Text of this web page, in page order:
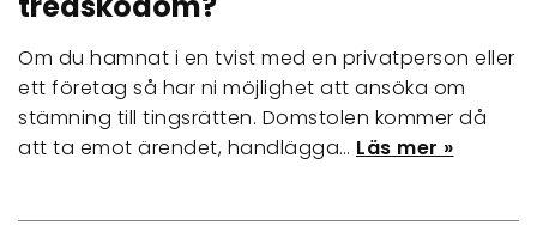
Om du hamnat i en tvist med en privatperson eller
ett företag så har ni möjlighet att ansöka om
stämning till tingsrätten. Domstolen kommer då
att ta emot ärendet, handlägga… Läs mer »